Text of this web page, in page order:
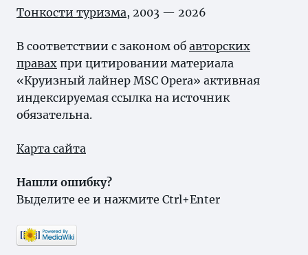
Тонкости туризма, 2003 — 2026
В соответствии с законом об авторских
правах при цитировании материала
«Круизный лайнер MSC Opera» активная
индексируемая ссылка на источник
обязательна.
Карта сайта
Нашли ошибку?
Выделите ее и нажмите Ctrl+Enter